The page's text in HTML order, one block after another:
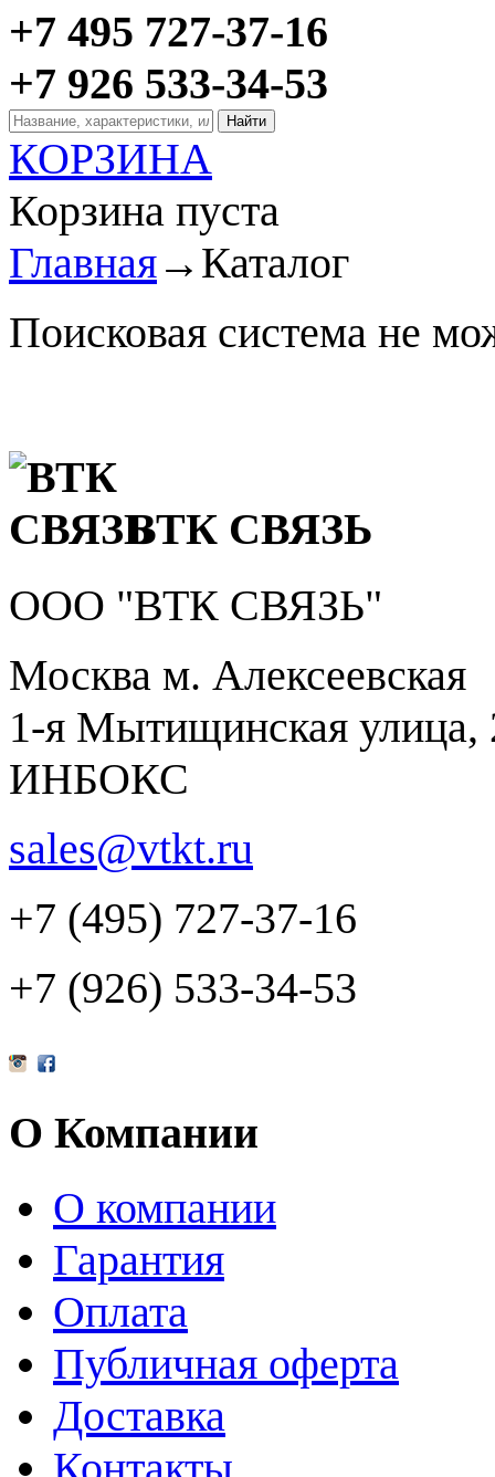
+7 495 727-37-16
+7 926 533-34-53
КОРЗИНА
Корзина пуста
Главная→ Каталог
Поисковая система не
ВТК СВЯЗЬ
ООО "ВТК СВЯЗЬ"
Москва м. Алексеевская
1-я Мытищинская улица,
ИНБОКС
sales@vtkt.ru
+7 (495) 727-37-16
+7 (926) 533-34-53
О Компании
О компании
Гарантия
Оплата
Публичная оферта
Доставка